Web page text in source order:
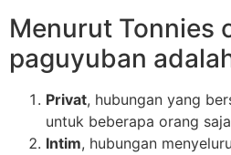
Menurut Tonnies
paguyuban
Privat, hubungan yang
untuk beberapa orang
Intim, hubungan